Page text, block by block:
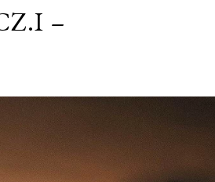
–